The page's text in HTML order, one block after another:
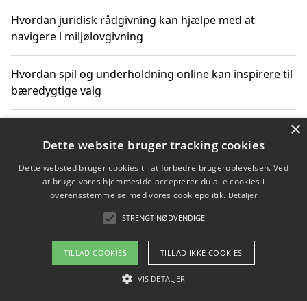
Hvordan juridisk rådgivning kan hjælpe med at
navigere i miljølovgivning
Hvordan spil og underholdning online kan inspirere til
bæredygtige valg
transport og nedbringe CO2-udledning
Copyright 2026 - Pilanto Aps
Om / kontakt
×
Dette website bruger tracking cookies
Dette websted bruger cookies til at forbedre brugeroplevelsen. Ved
at bruge vores hjemmeside accepterer du alle cookies i
overensstemmelse med vores cookiepolitik. Detaljer
STRENGT NØDVENDIGE
TILLAD COOKIES TILLAD IKKE COOKIES
VIS DETALJER